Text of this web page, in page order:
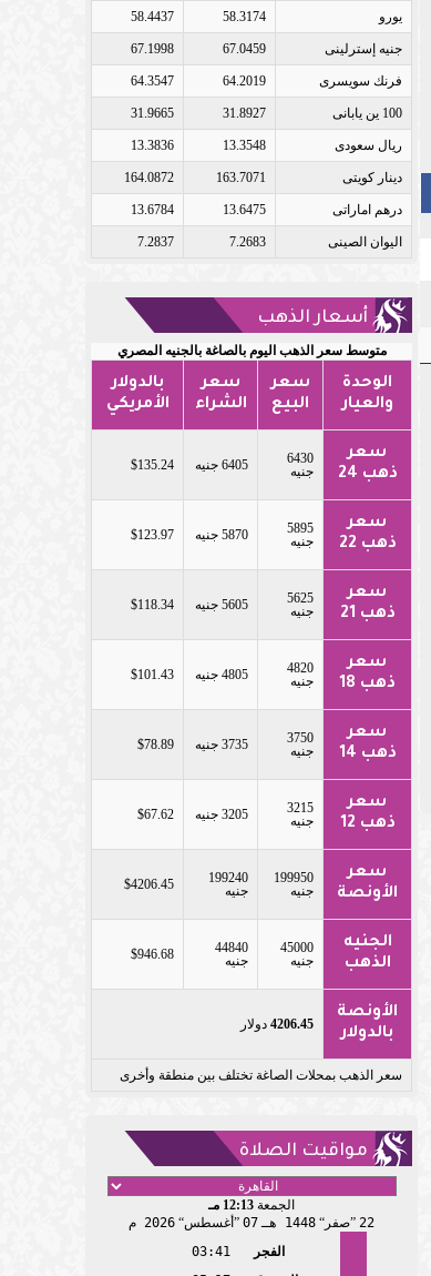
يورو 58.3174
58.4437
جنيه إسترلينى 67.0459
67.1998
فرنك سويسرى 64.2019
64.3547
100 ين يابانى 31.8927
31.9665
ريال سعودى 13.3548
13.3836
دينار كويتى 163.7071
164.0872
درهم اماراتى 13.6475
13.6784
اليوان الصينى 7.2683
7.2837
أسعار الذهب
متوسط سعر الذهب اليوم بالصاغة بالجنيه المصري
الوحدة
والعيار
سعر
البيع
سعر
الشراء
بالدولار
الأمريكي
سعر
ذهب 24
6430
جنيه
6405 جنيه $135.24
سعر
ذهب 22
5895
جنيه
5870 جنيه $123.97
سعر
ذهب 21
5625
جنيه
5605 جنيه $118.34
سعر
ذهب 18
4820
جنيه
4805 جنيه $101.43
سعر
ذهب 14
3750
جنيه
3735 جنيه $78.89
سعر
ذهب 12
3215
جنيه
3205 جنيه $67.62
سعر
الأونصة
199950
جنيه
199240
جنيه
$4206.45
الجنيه
الذهب
45000
جنيه
44840
جنيه
$946.68
الأونصة
بالدولار
4206.45 دولار
سعر الذهب بمحلات الصاغة تختلف بين منطقة وأخرى
مواقيت الصلاة
الجمعة 12:13 مـ
22 صفر 1448 هـ 07 أغسطس 2026 م
الفجر
03:41